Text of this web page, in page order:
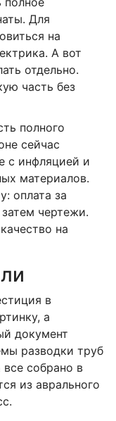
Для
на
А вот
отдельно.
часть без
полного
сейчас
с инфляцией и
материалов.
оплата за
чертежи.
на
в
а
документ
разводки труб
собрано в
из аврального